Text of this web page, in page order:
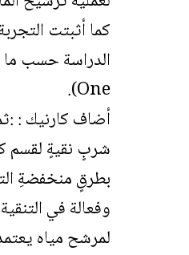
كما أثبتت
One).
أضاف كارنيك :
شربٍ نقيةٍ لقسم
بطرقٍ منخفضةِ
وفعالة في
لمرشح مياه